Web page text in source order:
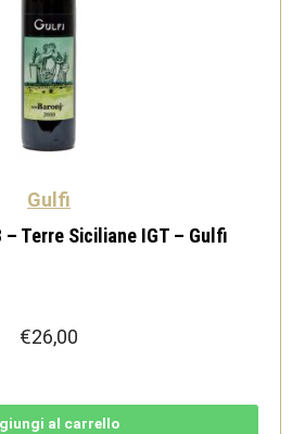
Gulfi
– Terre Siciliane IGT – Gulfi
€26,00
al carrello